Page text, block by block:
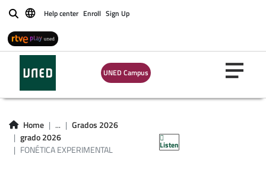
BuscarHelp center Enroll Sign Up
UNED Campus
Home ...
Grados 2026
grado 2026
FONÉTICA EXPERIMENTAL
Listen
FONÉTICA
EXPERIMENTAL